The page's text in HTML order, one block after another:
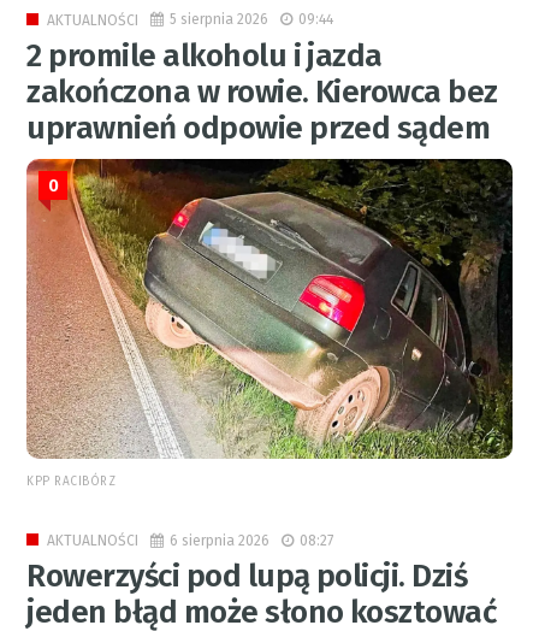
AKTUALNOŚCI 5 sierpnia 2026 09:44
2 promile alkoholu i jazda
zakończona w rowie. Kierowca bez
uprawnień odpowie przed sądem
0
KPP RACIBÓRZ
AKTUALNOŚCI 6 sierpnia 2026 08:27
Rowerzyści pod lupą policji. Dziś
jeden błąd może słono kosztować